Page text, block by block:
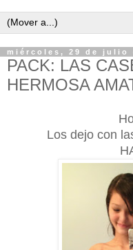
miércoles, 29 de julio
PACK: LAS
HERMOSA
Los dejo con